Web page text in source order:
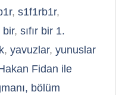
, s1f1rb1r,
bir, sıfır bir 1.
, yavuzlar, yunuslar
Fidan ile
bölüm